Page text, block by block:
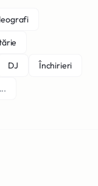
DJ Închirieri